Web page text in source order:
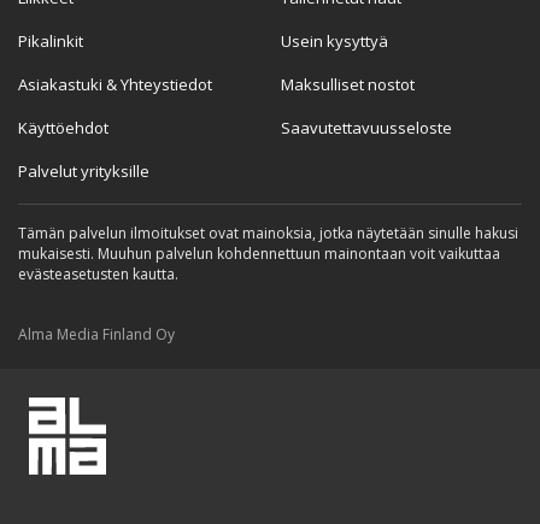
Pikalinkit
Asiakastuki & Yhteystiedot
Käyttöehdot
Palvelut yrityksille
Usein kysyttyä
Maksulliset nostot
Saavutettavuusseloste
Tämän palvelun ilmoitukset ovat mainoksia, jotka näytetään sinulle hakusi
mukaisesti. Muuhun palvelun kohdennettuun mainontaan voit vaikuttaa
evästeasetusten kautta.
Alma Media Finland Oy